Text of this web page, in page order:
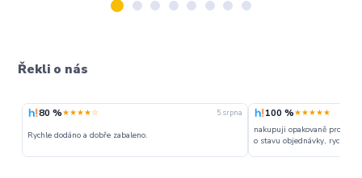
Řekli o nás
80 %★★★★☆ 5. srpna
Rychle dodáno a dobře zabaleno.
100 %★★★★★
nakupuji opakovaně pro
o stavu objednávky, rychlost